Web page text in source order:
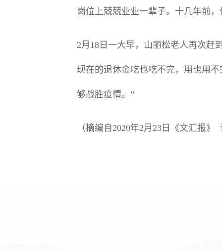
岗位上兢兢业业一辈子。十几年前
2月18日一大早，山丽松老人再次赶
现在的退休金吃也吃不完，用也用
够战胜疫情。”
（摘编自2020年2月23日《文汇报》